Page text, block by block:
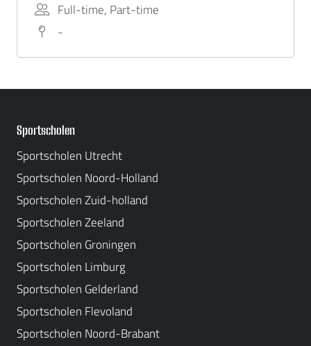
Full-time, Part-time
-
Sportscholen
Sportscholen Utrecht
Sportscholen Noord-Holland
Sportscholen Zuid-holland
Sportscholen Zeeland
Sportscholen Groningen
Sportscholen Limburg
Sportscholen Gelderland
Sportscholen Flevoland
Sportscholen Noord-Brabant